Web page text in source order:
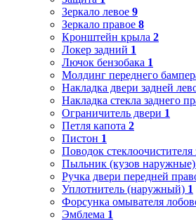
Зеркало левое 9
Зеркало правое 8
Кронштейн крыла 2
Локер задний 1
Лючок бензобака 1
Молдинг переднего
Накладка двери задней
Накладка стекла заднего
Ограничитель двери 1
Петля капота 2
Пистон 1
Поводок стеклоочистителя
Пыльник (кузов наружные)
Ручка двери передней
Уплотнитель (наружный) 1
Форсунка омывателя
Эмблема 1